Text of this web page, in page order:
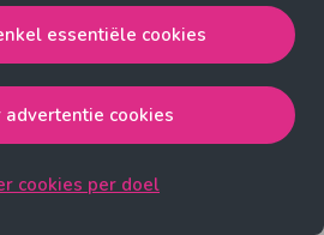
functionele en advertentie
gaat akkoord met de strict
essentiële cookies
cookies
cookies per doel